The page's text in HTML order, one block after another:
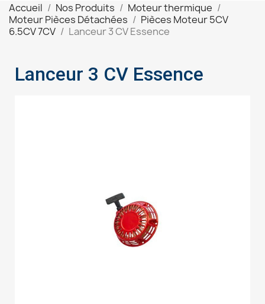
Accueil Nos Produits
Moteur thermique
Moteur Pièces Détachées
Pièces Moteur 5CV
6.5CV 7CV
Lanceur 3 CV Essence
Lanceur 3 CV Essence